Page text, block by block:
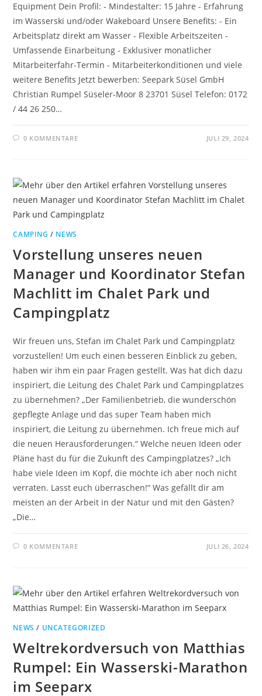
Equipment Dein Profil: - Mindestalter: 15 Jahre - Erfahrung
im Wasserski und/oder Wakeboard Unsere Benefits: - Ein
Arbeitsplatz direkt am Wasser - Flexible Arbeitszeiten -
Umfassende Einarbeitung - Exklusiver monatlicher
Mitarbeiterfahr-Termin - Mitarbeiterkonditionen und viele
weitere Benefits Jetzt bewerben: Seepark Süsel GmbH
Christian Rumpel Süseler-Moor 8 23701 Süsel Telefon: 0172
/ 44 26 250…
0 KOMMENTARE JULI 29, 2024
CAMPING / NEWS
Vorstellung unseres neuen
Manager und Koordinator Stefan
Machlitt im Chalet Park und
Campingplatz
Wir freuen uns, Stefan im Chalet Park und Campingplatz
vorzustellen! Um euch einen besseren Einblick zu geben,
haben wir ihm ein paar Fragen gestellt. Was hat dich dazu
inspiriert, die Leitung des Chalet Park und Campingplatzes
zu übernehmen? „Der Familienbetrieb, die wunderschön
gepflegte Anlage und das super Team haben mich
inspiriert, die Leitung zu übernehmen. Ich freue mich auf
die neuen Herausforderungen.“ Welche neuen Ideen oder
Pläne hast du für die Zukunft des Campingplatzes? „Ich
habe viele Ideen im Kopf, die möchte ich aber noch nicht
verraten. Lasst euch überraschen!“ Was gefällt dir am
meisten an der Arbeit in der Natur und mit den Gästen?
„Die…
0 KOMMENTARE JULI 26, 2024
NEWS / UNCATEGORIZED
Weltrekordversuch von Matthias
Rumpel: Ein Wasserski-Marathon
im Seeparx